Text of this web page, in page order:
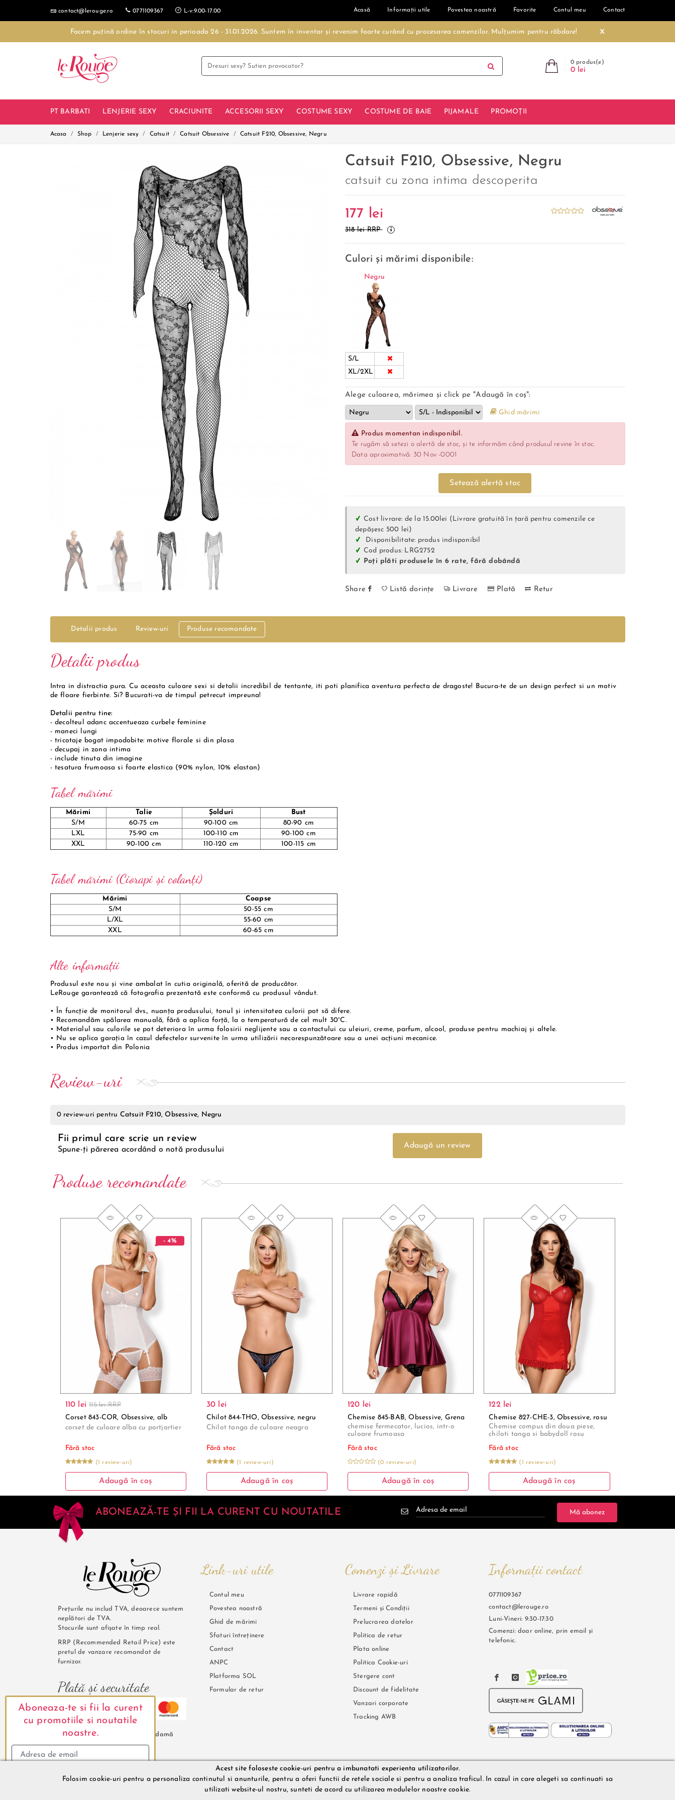
contact@lerouge.ro 0771109367 L-v:9.00-17.00 Acasă Informații utile Povestea noastră Favorite Contul meu Contact
Facem puțină ordine în stocuri in perioada 26 - 31.01.2026. Suntem în inventar și revenim foarte curând cu procesarea comenzilor. Mulțumim pentru răbdare! x
0 produs(e)
0 lei
PT BARBATI LENJERIE SEXY CRACIUNITE ACCESORII SEXY COSTUME SEXY COSTUME DE BAIE PIJAMALE PROMOȚII
Acasa Shop Lenjerie sexy Catsuit Catsuit Obsessive Catsuit F210, Obsessive, Negru
Catsuit F210, Obsessive, Negru
catsuit cu zona intima descoperita
177 lei
318 lei RRP
Culori și mărimi disponibile:
Negru
S/L
XL/2XL
Alege culoarea, mărimea și click pe "Adaugă în coș":
Ghid mărimi
Produs momentan indisponibil.
Te rugăm să setezi o alertă de stoc, și te informăm când produsul revine în stoc.
Data aproximativă: 30 Nov -0001
Setează alertă stoc
Cost livrare: de la 15.00lei (Livrare gratuită în țară pentru comenzile ce
depășesc 500 lei)
Disponibilitate: produs indisponibil
Cod produs: LRG2752
Poți plăti produsele în 6 rate, fără dobândă
Share Listă dorințe Livrare Plată Retur
Detalii produs Review-uri Produse recomandate
Detalii produs
Intra in distractia pura. Cu aceasta culoare sexi si detalii incredibil de tentante, iti poti planifica aventura perfecta de dragoste! Bucura-te de un design perfect si un motiv
de floare fierbinte. Si? Bucurati-va de timpul petrecut impreuna!
Detalii pentru tine:
- decolteul adanc accentueaza curbele feminine
- maneci lungi
- tricotaje bogat impodobite: motive florale si din plasa
- decupaj in zona intima
- include tinuta din imagine
- tesatura frumoasa si foarte elastica (90% nylon, 10% elastan)
Tabel mărimi
Mărimi Talie Șolduri
Bust
S/M
60-75 cm 90-100 cm
80-90 cm
LXL
75-90 cm 100-110 cm
90-100 cm
XXL
90-100 cm 110-120 cm 100-115 cm
Tabel mărimi (Ciorapi și colanți)
Mărimi
Coapse
S/M
50-55 cm
L/XL
55-60 cm
XXL
60-65 cm
Alte informații
Produsul este nou și vine ambalat în cutia originală, oferită de producător.
LeRouge garantează că fotografia prezentată este conformă cu produsul vândut.
• În funcție de monitorul dvs., nuanța produsului, tonul și intensitatea culorii pot să difere.
• Recomandăm spălarea manuală, fără a aplica forță, la o temperatură de cel mult 30°C.
• Materialul sau culorile se pot deteriora în urma folosirii neglijente sau a contactului cu uleiuri, creme, parfum, alcool, produse pentru machiaj și altele.
• Nu se aplica garația în cazul defectelor survenite în urma utilizării necorespunzătoare sau a unei acțiuni mecanice.
• Produs importat din Polonia
Review-uri
0review-uri pentru Catsuit F210, Obsessive, Negru
Fii primul care scrie un review
Spune-ți părerea acordând o notă produsului Adaugă un review
Produse recomandate
- 4%
110 lei115 lei RRP
Corset 843-COR, Obsessive, alb
corset de culoare alba cu portjartier
Fără stoc
(1 review-uri)
Adaugă în coș
30 lei
Chilot 844-THO, Obsessive, negru
Chilot tanga de culoare neagra
Fără stoc
(1 review-uri)
Adaugă în coș
120 lei
Chemise 845-BAB, Obsessive, Grena
chemise fermecator, lucios, intr-o
culoare frumoasa
Fără stoc
(0 review-uri)
Adaugă în coș
122 lei
Chemise 827-CHE-3, Obsessive, rosu
Chemise compus din doua piese,
chiloti tanga si babydoll rosu
Fără stoc
(1 review-uri)
Adaugă în coș
ABONEAZĂ-TE ȘI FII LA CURENT CU NOUTATILE Mă abonez
Prețurile nu includ TVA, deoarece suntem
neplători de TVA.
Stocurile sunt afișate în timp real.
RRP (Recommended Retail Price) este
pretul de vanzare recomandat de
furnizor.
Plată și securitate
LeRouge.ro @2026. Lenjerie de damă
Link-uri utile
Contul meu
Povestea noastră
Ghid de mărimi
Sfaturi întreținere
Contact
ANPC
Platforma SOL
Formular de retur
Comenzi și Livrare
Livrare rapidă
Termeni și Condiții
Prelucrarea datelor
Politica de retur
Plata online
Politica Cookie-uri
Stergere cont
Discount de fidelitate
Vanzari corporate
Tracking AWB
Informații contact
0771109367
contact@lerouge.ro
Luni-Vineri: 9:30-17:30
Comenzi: doar online, prin email și
telefonic.
LILITH DESIRE SRL © 2026. Nr. R.C.: J12/2148/2022, C.U.I.: 46011172, Capital social 200 RON, | Adresa LeRouge.ro: Aleea Slatina, nr. 1, ap 31. Telefon: 0771109367.
Descrierea bunurilor sau a serviciilor disponibile pe www.LeRouge.ro (prin imagini, video etc.) nu reprezinta o obligatie contractuala din partea LeRouge.ro, acestea fiind utilizate exclusiv cu titlu de prezentare.
Implicit LILITH DESIRE SRL nu isi asuma raspunderea pentru eventualele erori de pret sau stoc. Aceste erori nu obliga LILITH DESIRE SRL la nicio actiune. Preturile si disponibilitatea produselor comercializate
Acest site foloseste cookie-uri pentru a imbunatati experienta utilizatorilor.
Folosim cookie-uri pentru a personaliza continutul si anunturile, pentru a oferi functii de retele sociale si pentru a analiza traficul. In cazul in care alegeti sa continuati sa
utilizati website-ul nostru, sunteti de acord cu utilizarea modulelor noastre cookie.
Aboneaza-te si fii la curent
cu promotiile si noutatile
noastre.
Mă abonez